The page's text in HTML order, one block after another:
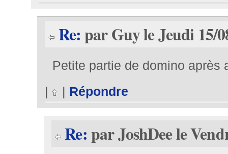
Re:par Guy le Jeudi 15/
Petite partie de domino après
|
| Répondre
Re:par JoshDee le